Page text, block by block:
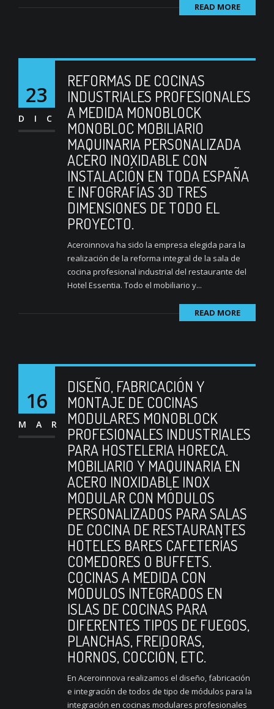
READ MORE
23
DIC
REFORMAS DE COCINAS
INDUSTRIALES PROFESIONALES
A MEDIDA MONOBLOCK
MONOBLOC MOBILIARIO
MAQUINARIA PERSONALIZADA
ACERO INOXIDABLE CON
INSTALACIÓN EN TODA ESPAÑA
E INFOGRAFÍAS 3D TRES
DIMENSIONES DE TODO EL
PROYECTO.
Aceroinnova ha sido la empresa elegida para la
realización de la reforma integral de la sala de
cocina profesional industrial del restaurante del
Hotel Essentia. Todo el mobiliario y...
READ MORE
16
MAR
DISEÑO, FABRICACIÓN Y
MONTAJE DE COCINAS
MODULARES MONOBLOCK
PROFESIONALES INDUSTRIALES
PARA HOSTELERIA HORECA.
MOBILIARIO Y MAQUINARIA EN
ACERO INOXIDABLE INOX
MODULAR CON MÓDULOS
PERSONALIZADOS PARA SALAS
DE COCINA DE RESTAURANTES
HOTELES BARES CAFETERÍAS
COMEDORES O BUFFETS.
COCINAS A MEDIDA CON
MÓDULOS INTEGRADOS EN
ISLAS DE COCINAS PARA
DIFERENTES TIPOS DE FUEGOS,
PLANCHAS, FREIDORAS,
HORNOS, COCCIÓN, ETC.
En Aceroinnova realizamos el diseño, fabricación
e integración de todos de tipo de módulos para la
integración en cocinas modulares profesionales